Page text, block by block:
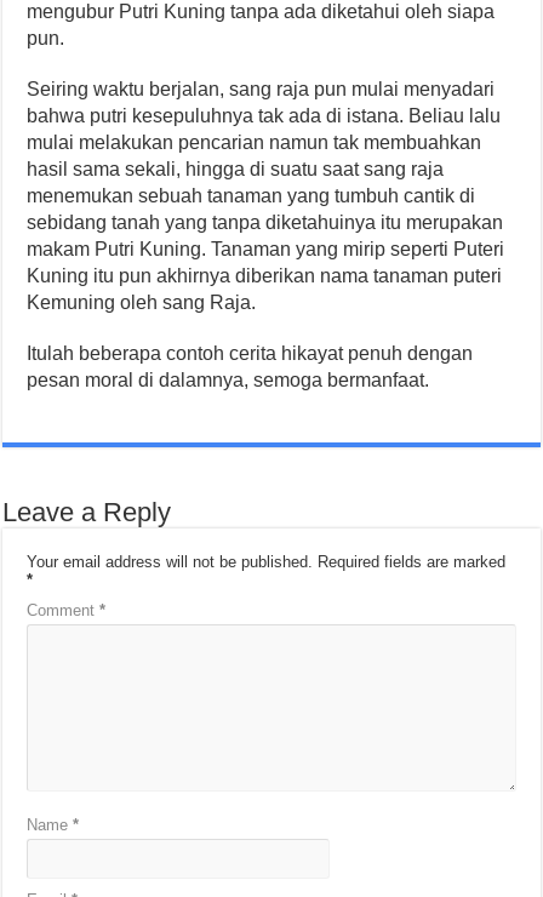
mengubur Putri Kuning tanpa ada diketahui oleh siapa
pun.
Seiring waktu berjalan, sang raja pun mulai menyadari
bahwa putri kesepuluhnya tak ada di istana. Beliau lalu
mulai melakukan pencarian namun tak membuahkan
hasil sama sekali, hingga di suatu saat sang raja
menemukan sebuah tanaman yang tumbuh cantik di
sebidang tanah yang tanpa diketahuinya itu merupakan
makam Putri Kuning. Tanaman yang mirip seperti Puteri
Kuning itu pun akhirnya diberikan nama tanaman puteri
Kemuning oleh sang Raja.
Itulah beberapa contoh cerita hikayat penuh dengan
pesan moral di dalamnya, semoga bermanfaat.
Leave a Reply
Your email address will not be published. Required fields are marked
*
Comment*
Name*